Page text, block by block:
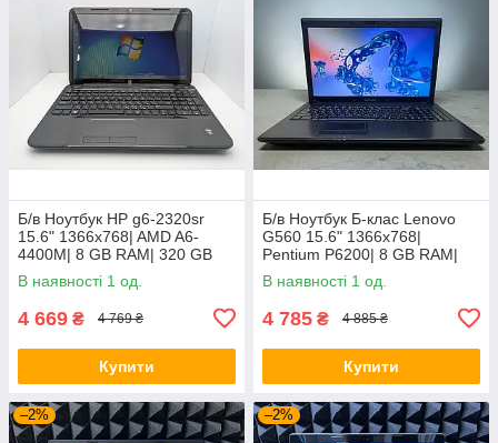
Б/в Ноутбук HP g6-2320sr
15.6" 1366x768| AMD A6-
4400M| 8 GB RAM| 320 GB
HDD| Radeon HD 7520G
В наявності 1 од.
4 669 ₴ 4 769 ₴
Купити
Б/в Ноутбук Б-клас Lenovo
G560 15.6" 1366x768|
Pentium P6200| 8 GB RAM|
120 GB SSD| HD
В наявності 1 од.
4 785 ₴ 4 885 ₴
Купити
–2% –2%